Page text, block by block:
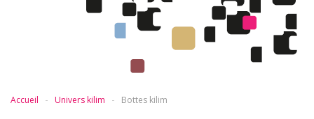
Accueil Univers kilim Bottes kilim